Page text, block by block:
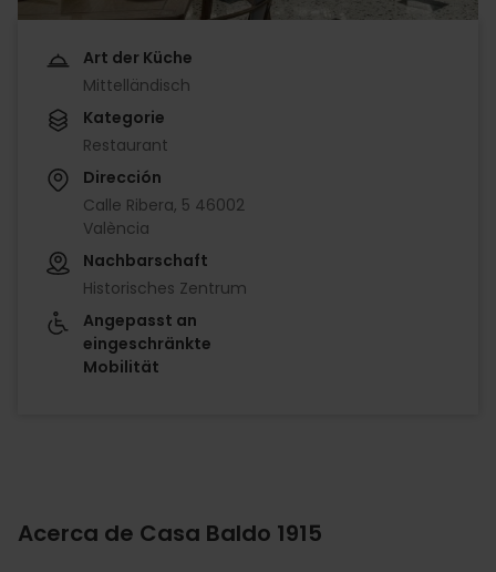
Art der Küche
Mittelländisch
Kategorie
Restaurant
Dirección
Calle Ribera, 5 46002
València
Nachbarschaft
Historisches Zentrum
Angepasst an
eingeschränkte
Mobilität
Acerca de Casa Baldo 1915